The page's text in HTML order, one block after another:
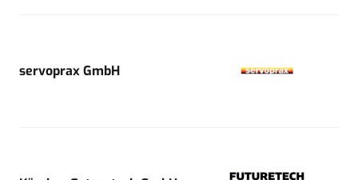
servoprax GmbH